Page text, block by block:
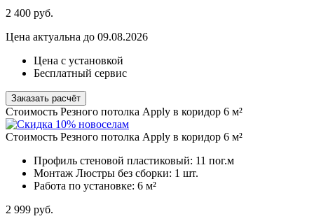
2 400 руб.
Цена актуальна до 09.08.2026
Цена с установкой
Бесплатный сервис
Заказать расчёт
Стоимость Резного потолка Apply в коридор 6 м²
Стоимость Резного потолка Apply в коридор 6 м²
Профиль стеновой пластиковый: 11 пог.м
Монтаж Люстры без сборки: 1 шт.
Работа по установке: 6 м²
2 999 руб.